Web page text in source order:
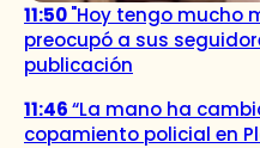
11:50"Hoy tengo mucho
preocupó a sus
publicación
11:46“La mano ha
copamiento policial en